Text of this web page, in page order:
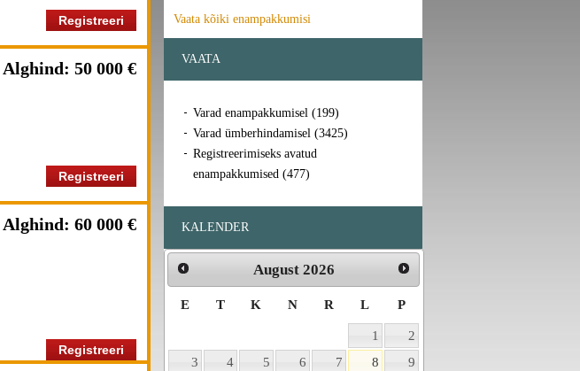
Registreeri
Alghind: 50 000 €
Registreeri
Alghind: 60 000 €
Registreeri
Vaata kõiki enampakkumisi
VAATA
Varad enampakkumisel (199)
Varad ümberhindamisel (3425)
Registreerimiseks avatud
enampakkumised (477)
KALENDER
August 2026
E T K N R L P
1
2
3
4 5 6 7 8
9